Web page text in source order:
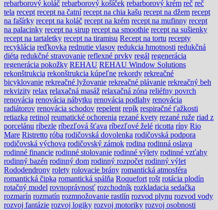
rebarborový koláč rebarborový košíček rebarborový krém reč reč
tela recept recept na čatní recept na chia kašu recept na džem recept
na fašírky recept na koláč recept na krém recept na mufinny recept
na palacinky recept na sirup recept na smoothie recept na sušienky
recept na tartaletky recept na tiramisu Recept na tortu recepty
recyklácia reďkovka rednutie vlasov redukcia hmotnosti redukčná
diéta redukčné stravovanie reflexné prvky regál regenerácia
regenerácia pokožky REHAU REHAU Window Solutions
rekonštrukcia rekonštrukcia kúpeľne rekordy rekreačné
bicyklovanie rekreačné lyžovanie rekreačné plávanie rekreačný beh
rekvizity relax relaxačná masáž relaxačná zóna reliéfny povrch
renovácia renovácia nábytku renovácia podlahy renovácia
radiátorov renovácia schodov repelent repík respiračné ťažkosti
retiazka retinol reumatické ochorenia rezané kvety rezané ruže riad z
porcelánu ríbezle ríbezľová šťava ríbezľové želé ricotta ríny Rio
Mare Ristretto róba rodičovská dovolenka rodičovská podpora
rodičovská výchova rodičovský zámok rodina rodinná oslava
rodinné financie rodinné stolovanie rodinné výlety rodinné vzťahy
rodinný bazén rodinný dom rodinný rozpočet rodinný výlet
Rododendrony rolety rolovacie brány romantická atmosféra
romantická čipka romantická spálňa Roquefort rošt rotácia plodín
rotačný model rovnoprávnosť rozchodník rozkladacia sedačka
rozmarín rozmatín rozmnožovanie rastlín rozvod plynu rozvod vody
rozvoj fantázie rozvoj logiky rozvoj motoriky rozvoj osobnosti